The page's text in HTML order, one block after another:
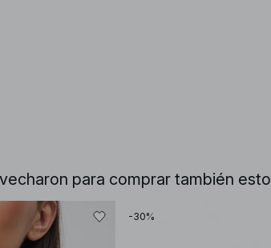
para comprar también esto
-30%